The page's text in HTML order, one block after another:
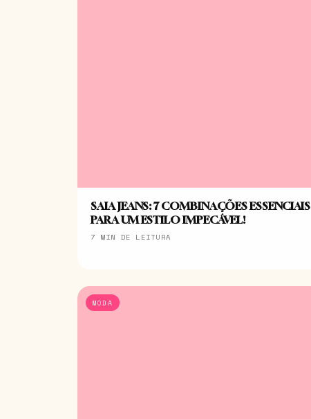
SAIA JEANS: 7 COMBINAÇÕES ESSENCIAIS
PARA UM ESTILO IMPECÁVEL!
7 MIN DE LEITURA
MODA